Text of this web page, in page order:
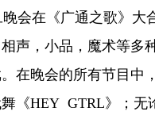
会在《广通之歌》大
声，小品，魔术等多
在晚会的所有节目中
《HEY GTRL》；无